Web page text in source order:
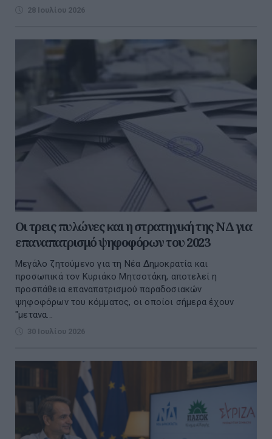
28 Ιουλίου 2026
Οι τρεις πυλώνες και η στρατηγική της ΝΔ για
επαναπατρισμό ψηφοφόρων του 2023
Μεγάλο ζητούμενο για τη Νέα Δημοκρατία και
προσωπικά τον Κυριάκο Μητσοτάκη, αποτελεί η
προσπάθεια επαναπατρισμού παραδοσιακών
ψηφοφόρων του κόμματος, οι οποίοι σήμερα έχουν
"μετανα...
30 Ιουλίου 2026